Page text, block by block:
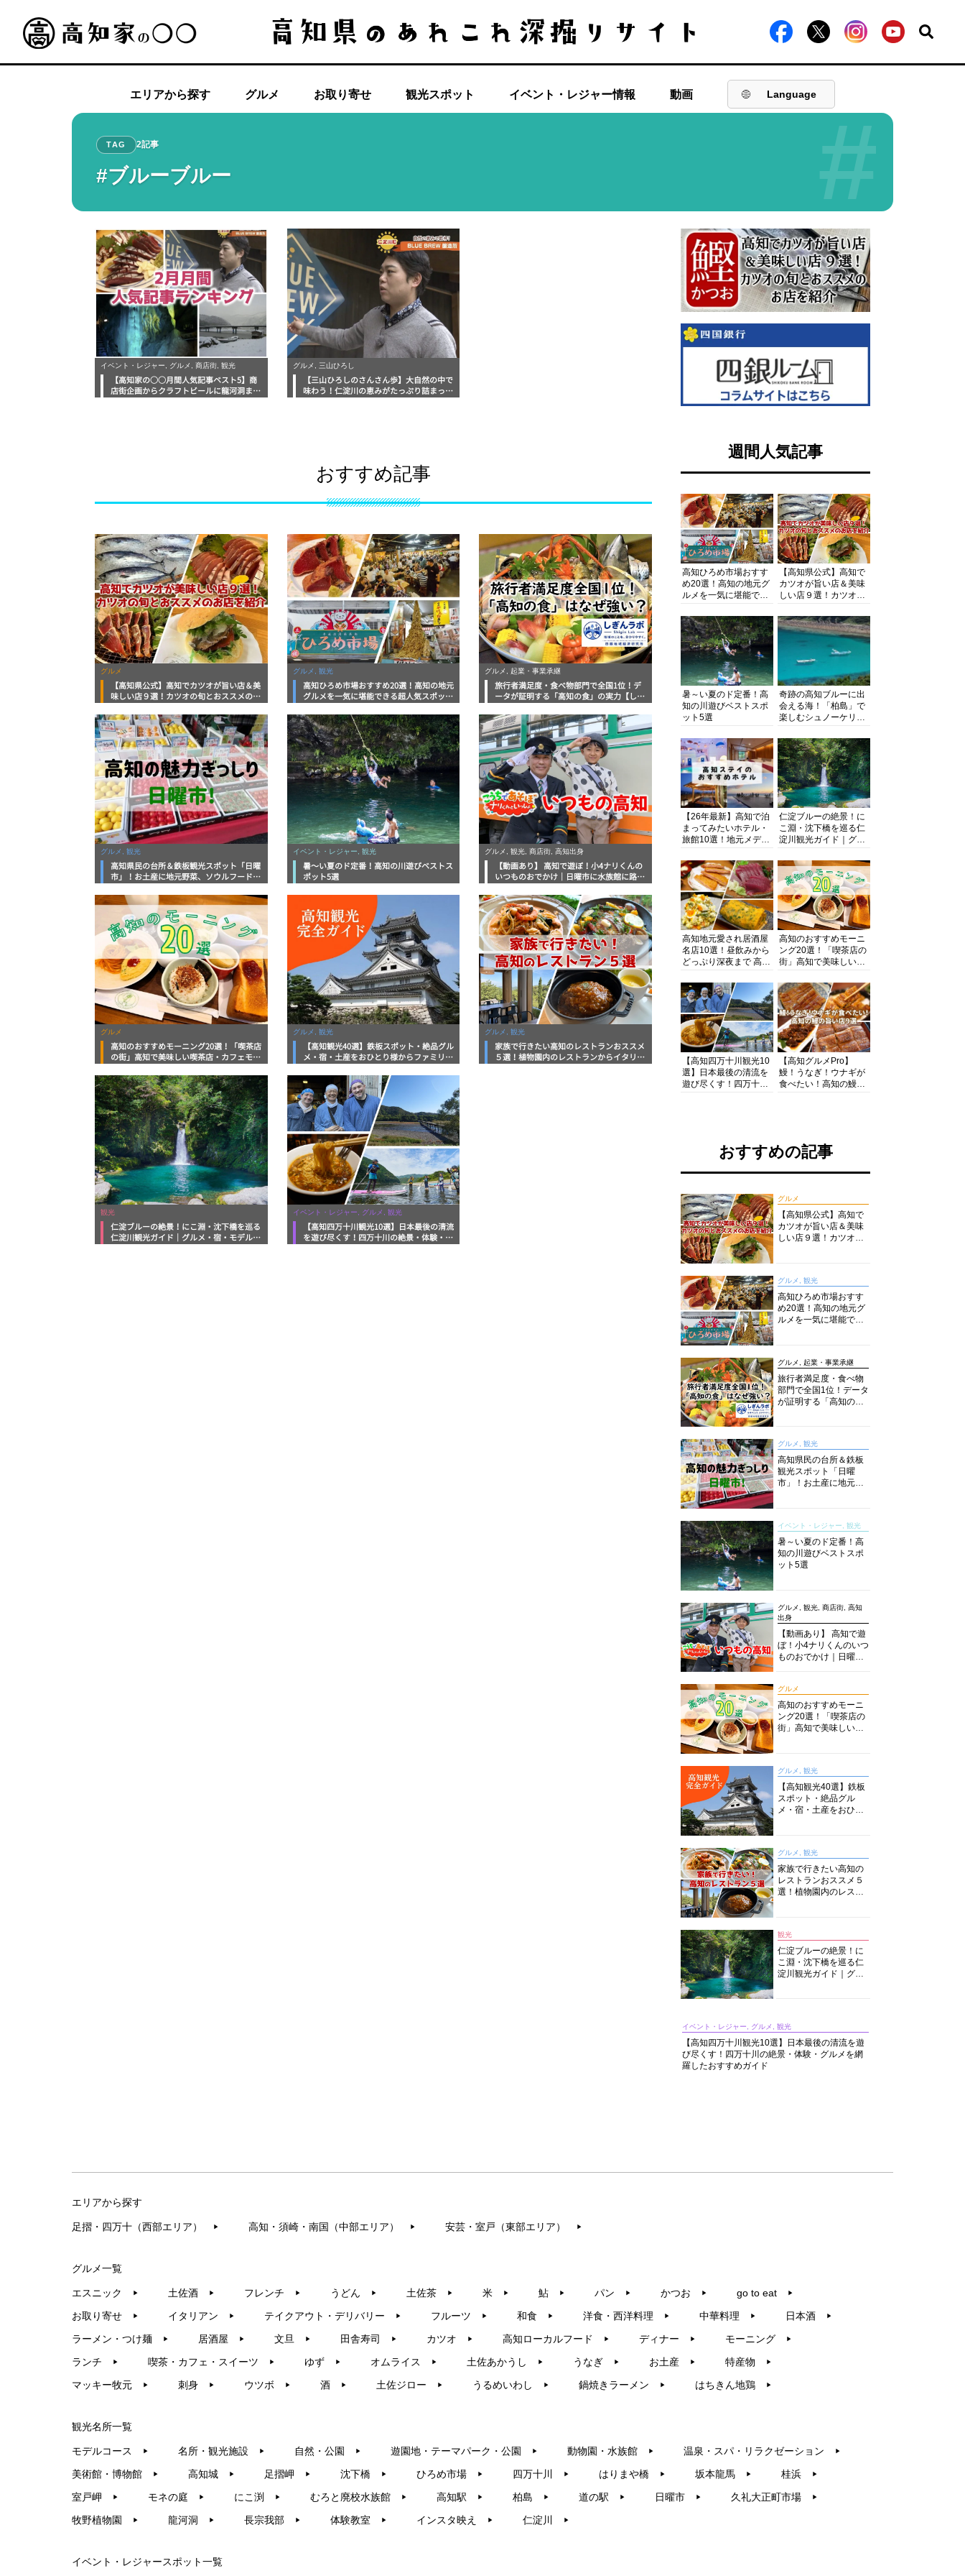
エリアから探す グルメ お取り寄せ 観光スポット イベント・レジャー情報 動画 Language
#
TAG 2記事
#ブルーブルー
イベント・レジャー, グルメ, 商店街, 観光
【高知家の○○月間人気記事ベスト5】商
店街企画からクラフトビールに龍河洞ま
グルメ, 三山ひろし
【三山ひろしのさんさん歩】大自然の中で
味わう！仁淀川の恵みがたっぷり詰まった
おすすめ記事
グルメ
【高知県公式】高知でカツオが旨い店＆美
味しい店９選！カツオの旬とおススメのお
グルメ, 観光
高知ひろめ市場おすすめ20選！高知の地元
グルメを一気に堪能できる超人気スポット
グルメ, 起業・事業承継
旅行者満足度・食べ物部門で全国1位！デ
ータが証明する「高知の食」の実力【しぎ
グルメ, 観光
高知県民の台所＆鉄板観光スポット「日曜
市」！お土産に地元野菜、ソウルフードま
底解説！
イベント・レジャー, 観光
暑～い夏のド定番！高知の川遊びベストス
ポット5選
グルメ, 観光, 商店街, 高知出身
【動画あり】 高知で遊ぼ！小4ナリくんの
いつものおでかけ｜日曜市に水族館に路面
グルメ
高知のおすすめモーニング20選！「喫茶店
の街」高知で美味しい喫茶店・カフェモー
グルメ, 観光
【高知観光40選】鉄板スポット・絶品グル
メ・宿・土産をおひとり様からファミリー
グルメ, 観光
家族で行きたい高知のレストランおススメ
５選！植物園内のレストランからイタリア
観光
仁淀ブルーの絶景！にこ淵・沈下橋を巡る
仁淀川観光ガイド｜グルメ・宿・モデルコ
イベント・レジャー, グルメ, 観光
【高知四万十川観光10選】日本最後の清流
を遊び尽くす！四万十川の絶景・体験・グ
週間人気記事
高知ひろめ市場おすす
め20選！高知の地元グ
ルメを一気に堪能でき
底解剖
【高知県公式】高知で
カツオが旨い店＆美味
しい店９選！カツオの
紹介
暑～い夏のド定番！高
知の川遊びベストスポ
ット5選
奇跡の高知ブルーに出
会える海！「柏島」で
楽しむシュノーケリン
浴にキャンプまで透明
度抜群の海の楽園を徹
底紹介
【26年最新】高知で泊
まってみたいホテル・
旅館10選！地元メディ
厳選
仁淀ブルーの絶景！に
こ淵・沈下橋を巡る仁
淀川観光ガイド｜グル
まで完全網羅！
高知地元愛され居酒屋
名店10選！昼飲みから
どっぷり深夜まで 高知
知グルメPro】
高知のおすすめモーニ
ング20選！「喫茶店の
街」高知で美味しい喫
グをいただきます！
【高知四万十川観光10
選】日本最後の清流を
遊び尽くす！四万十川
【高知グルメPro】
鰻！うなぎ！ウナギが
食べたい！高知の鰻の
おすすめの記事
グルメ
【高知県公式】高知で
カツオが旨い店＆美味
しい店９選！カツオの
グルメ, 観光
高知ひろめ市場おすす
め20選！高知の地元グ
ルメを一気に堪能でき
グルメ, 起業・事業承継
旅行者満足度・食べ物
部門で全国1位！データ
が証明する「高知の
グルメ, 観光
高知県民の台所＆鉄板
観光スポット「日曜
市」！お土産に地元野
説！
イベント・レジャー, 観光
暑～い夏のド定番！高
知の川遊びベストスポ
ット5選
グルメ, 観光, 商店街, 高知
出身
【動画あり】 高知で遊
ぼ！小4ナリくんのいつ
ものおでかけ｜日曜市
グルメ
高知のおすすめモーニ
ング20選！「喫茶店の
街」高知で美味しい喫
グルメ, 観光
【高知観光40選】鉄板
スポット・絶品グル
メ・宿・土産をおひと
グルメ, 観光
家族で行きたい高知の
レストランおススメ５
選！植物園内のレスト
観光
仁淀ブルーの絶景！に
こ淵・沈下橋を巡る仁
淀川観光ガイド｜グル
イベント・レジャー, グルメ, 観光
【高知四万十川観光10選】日本最後の清流を遊
び尽くす！四万十川の絶景・体験・グルメを網
羅したおすすめガイド
エリアから探す
足摺・四万十（西部エリア） ▶︎ 高知・須崎・南国（中部エリア） ▶︎ 安芸・室戸（東部エリア） ▶︎
グルメ一覧
エスニック ▶︎ 土佐酒 ▶︎ フレンチ ▶︎ うどん ▶︎ 土佐茶 ▶︎ 米 ▶︎ 鮎 ▶︎ パン ▶︎ かつお ▶︎ go to eat ▶︎
お取り寄せ ▶︎ イタリアン ▶︎ テイクアウト・デリバリー ▶︎ フルーツ ▶︎ 和食 ▶︎ 洋食・西洋料理 ▶︎ 中華料理 ▶︎ 日本酒 ▶︎
ラーメン・つけ麺 ▶︎ 居酒屋 ▶︎ 文旦 ▶︎ 田舎寿司 ▶︎ カツオ ▶︎ 高知ローカルフード ▶︎ ディナー ▶︎ モーニング ▶︎
ランチ ▶︎ 喫茶・カフェ・スイーツ ▶︎ ゆず ▶︎ オムライス ▶︎ 土佐あかうし ▶︎ うなぎ ▶︎ お土産 ▶︎ 特産物 ▶︎
マッキー牧元 ▶︎ 刺身 ▶︎ ウツボ ▶︎ 酒 ▶︎ 土佐ジロー ▶︎ うるめいわし ▶︎ 鍋焼きラーメン ▶︎ はちきん地鶏 ▶︎
観光名所一覧
モデルコース ▶︎ 名所・観光施設 ▶︎ 自然・公園 ▶︎ 遊園地・テーマパーク・公園 ▶︎ 動物園・水族館 ▶︎ 温泉・スパ・リラクゼーション ▶︎
美術館・博物館 ▶︎ 高知城 ▶︎ 足摺岬 ▶︎ 沈下橋 ▶︎ ひろめ市場 ▶︎ 四万十川 ▶︎ はりまや橋 ▶︎ 坂本龍馬 ▶︎ 桂浜 ▶︎
室戸岬 ▶︎ モネの庭 ▶︎ にこ渕 ▶︎ むろと廃校水族館 ▶︎ 高知駅 ▶︎ 柏島 ▶︎ 道の駅 ▶︎ 日曜市 ▶︎ 久礼大正町市場 ▶︎
牧野植物園 ▶︎ 龍河洞 ▶︎ 長宗我部 ▶︎ 体験教室 ▶︎ インスタ映え ▶︎ 仁淀川 ▶︎
イベント・レジャースポット一覧